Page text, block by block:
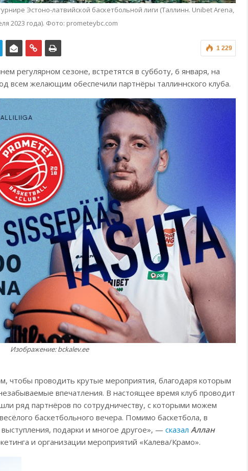
Эстоно-латвийской баскетбольной лиги (Таллинн. Unibet Arena,
2023 года). Фото: prometeybc.com
1 229
регулярном сезоне, встретятся в субботу, 6 января, на
всем желающим обеспечили партнёры таллиннского клуба.
Изображение: bckalev.ee
чтобы проводить крутые мероприятия, благодаря которым
впечатления. В настоящее время клуб проводит
ряд партнёров по сотрудничеству, с которыми можем
баскетбольного вечера. Помимо баскетбола, в
подарки и многое другое», — сказал Аллан
и организации мероприятий «Калева/Крамо».